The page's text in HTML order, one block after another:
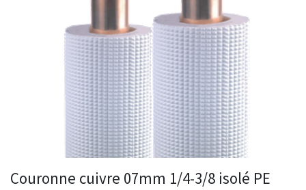
Couronne cuivre 07mm 1/4-3/8 isolé PE